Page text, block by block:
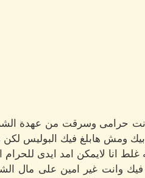
انا لايمكن امد ايدى للحرام
فيك وانت غير امين على مال